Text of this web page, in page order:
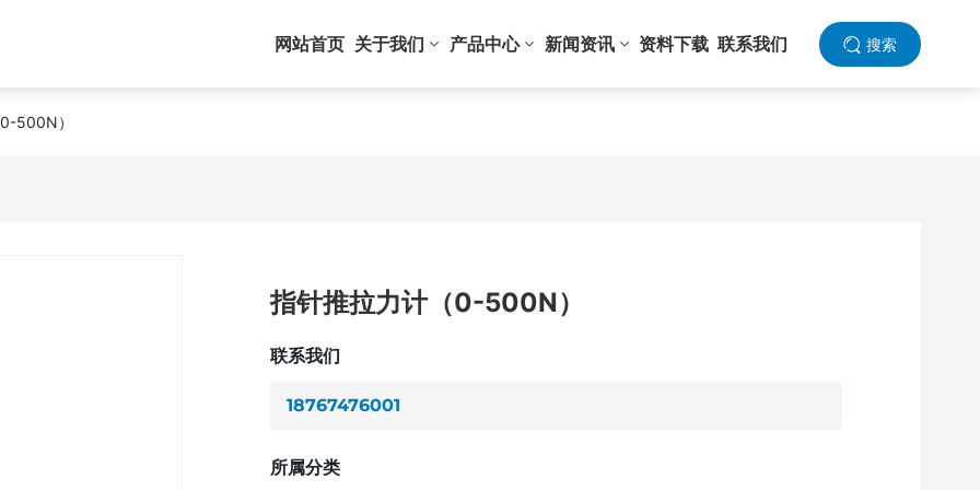
网站首页 关于我们 产品中心 新闻资讯 资料下载 联系我们 搜索
500N）
指针推拉力计（0-500N）
联系我们
18767476001
所属分类